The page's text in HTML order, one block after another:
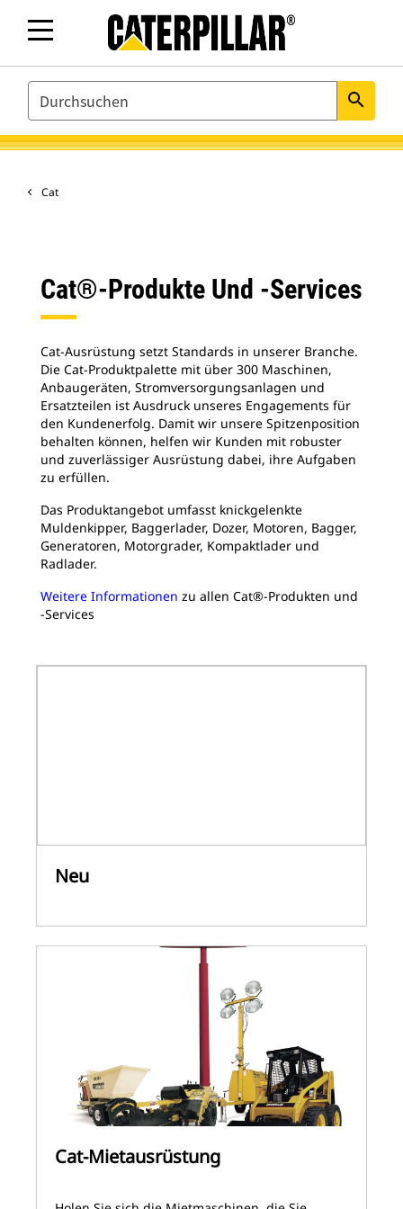
SEARCH search
Cat
Cat®-Produkte Und ‑Services
Cat-Ausrüstung setzt Standards in unserer Branche.
Die Cat-Produktpalette mit über 300 Maschinen,
Anbaugeräten, Stromversorgungsanlagen und
Ersatzteilen ist Ausdruck unseres Engagements für
den Kundenerfolg. Damit wir unsere Spitzenposition
behalten können, helfen wir Kunden mit robuster
und zuverlässiger Ausrüstung dabei, ihre Aufgaben
zu erfüllen.
Das Produktangebot umfasst knickgelenkte
Muldenkipper, Baggerlader, Dozer, Motoren, Bagger,
Generatoren, Motorgrader, Kompaktlader und
Radlader.
Weitere Informationen zu allen Cat®-Produkten und
‑Services
Neu
Cat-Mietausrüstung